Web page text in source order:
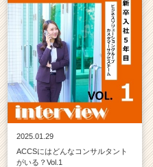
2025.01.29
ACCSにはどんなコンサルタント
がいる？Vol.1